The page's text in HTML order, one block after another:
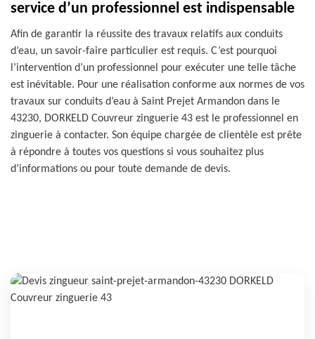
service d’un professionnel est indispensable
Afin de garantir la réussite des travaux relatifs aux conduits
d’eau, un savoir-faire particulier est requis. C’est pourquoi
l’intervention d’un professionnel pour exécuter une telle tâche
est inévitable. Pour une réalisation conforme aux normes de vos
travaux sur conduits d’eau à Saint Prejet Armandon dans le
43230, DORKELD Couvreur zinguerie 43 est le professionnel en
zinguerie à contacter. Son équipe chargée de clientèle est prête
à répondre à toutes vos questions si vous souhaitez plus
d’informations ou pour toute demande de devis.